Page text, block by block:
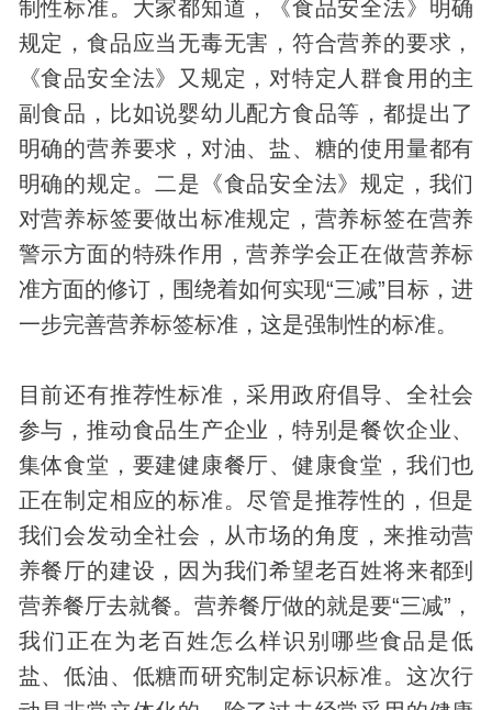
制性标准。大家都知道，《食品安全法》明确
规定，食品应当无毒无害，符合营养的要求，
《食品安全法》又规定，对特定人群食用的主
副食品，比如说婴幼儿配方食品等，都提出了
明确的营养要求，对油、盐、糖的使用量都有
明确的规定。二是《食品安全法》规定，我们
对营养标签要做出标准规定，营养标签在营养
警示方面的特殊作用，营养学会正在做营养标
准方面的修订，围绕着如何实现“三减”目标，进
一步完善营养标签标准，这是强制性的标准。
目前还有推荐性标准，采用政府倡导、全社会
参与，推动食品生产企业，特别是餐饮企业、
集体食堂，要建健康餐厅、健康食堂，我们也
正在制定相应的标准。尽管是推荐性的，但是
我们会发动全社会，从市场的角度，来推动营
养餐厅的建设，因为我们希望老百姓将来都到
营养餐厅去就餐。营养餐厅做的就是要“三减”，
我们正在为老百姓怎么样识别哪些食品是低
盐、低油、低糖而研究制定标识标准。这次行